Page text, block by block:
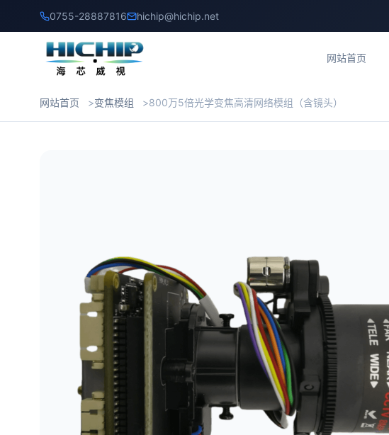
0755-28887816 hichip@hichip.net
网站首页
网站首页 变焦模组 800万5倍光学变焦高清网络模组（含镜头）